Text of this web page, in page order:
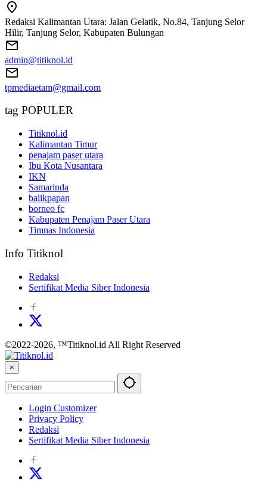
Redaksi Kalimantan Utara: Jalan Gelatik, No.84, Tanjung Selor
Hilir, Tanjung Selor, Kabupaten Bulungan
admin@titiknol.id
tpmediaetam@gmail.com
tag POPULER
Titiknol.id
Kalimantan Timur
penajam paser utara
Ibu Kota Nusantara
IKN
Samarinda
balikpapan
borneo fc
Kabupaten Penajam Paser Utara
Timnas Indonesia
Info Titiknol
Redaksi
Sertifikat Media Siber Indonesia
©2022-2026, ™Titiknol.id All Right Reserved
×
Login Customizer
Privacy Policy
Redaksi
Sertifikat Media Siber Indonesia